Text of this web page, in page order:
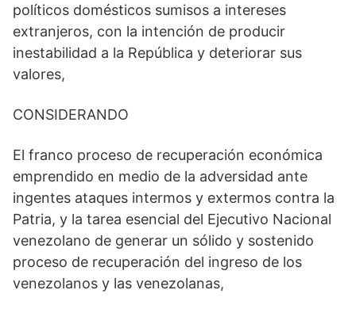
políticos domésticos sumisos a intereses
extranjeros, con la intención de producir
inestabilidad a la República y deteriorar sus
valores,
CONSIDERANDO
El franco proceso de recuperación económica
emprendido en medio de la adversidad ante
ingentes ataques intermos y extermos contra la
Patria, y la tarea esencial del Ejecutivo Nacional
venezolano de generar un sólido y sostenido
proceso de recuperación del ingreso de los
venezolanos y las venezolanas,